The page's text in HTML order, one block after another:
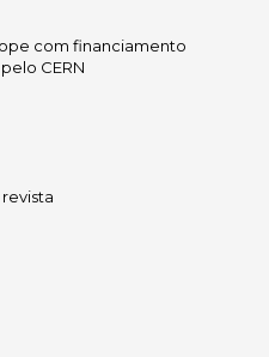
com financiamento
CERN